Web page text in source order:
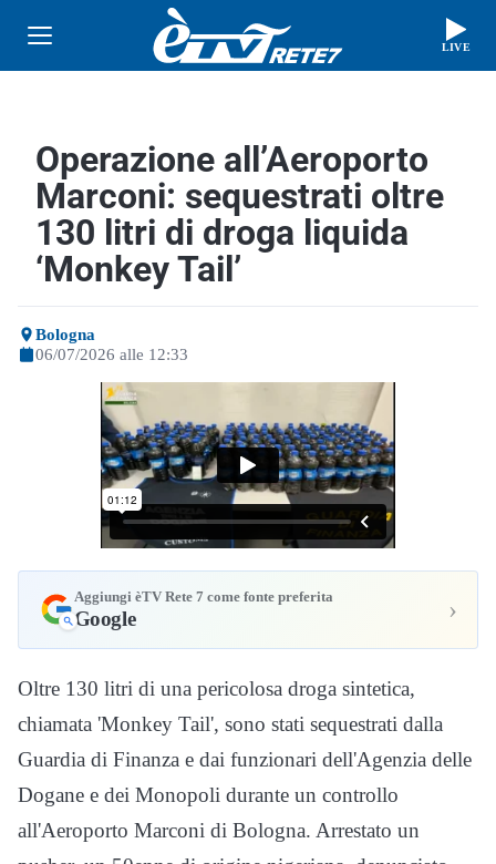
LIVE
Operazione all’Aeroporto
Marconi: sequestrati oltre
130 litri di droga liquida
‘Monkey Tail’
Bologna
06/07/2026 alle 12:33
Aggiungi èTV Rete 7 come fonte preferita
Google ›
Oltre 130 litri di una pericolosa droga sintetica,
chiamata 'Monkey Tail', sono stati sequestrati dalla
Guardia di Finanza e dai funzionari dell'Agenzia delle
Dogane e dei Monopoli durante un controllo
all'Aeroporto Marconi di Bologna. Arrestato un